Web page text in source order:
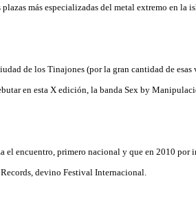
más especializadas del metal extremo en la
de los Tinajones (por la gran cantidad de esas
en esta X edición, la banda Sex by
el encuentro, primero nacional y que en 2010
devino Festival Internacional.